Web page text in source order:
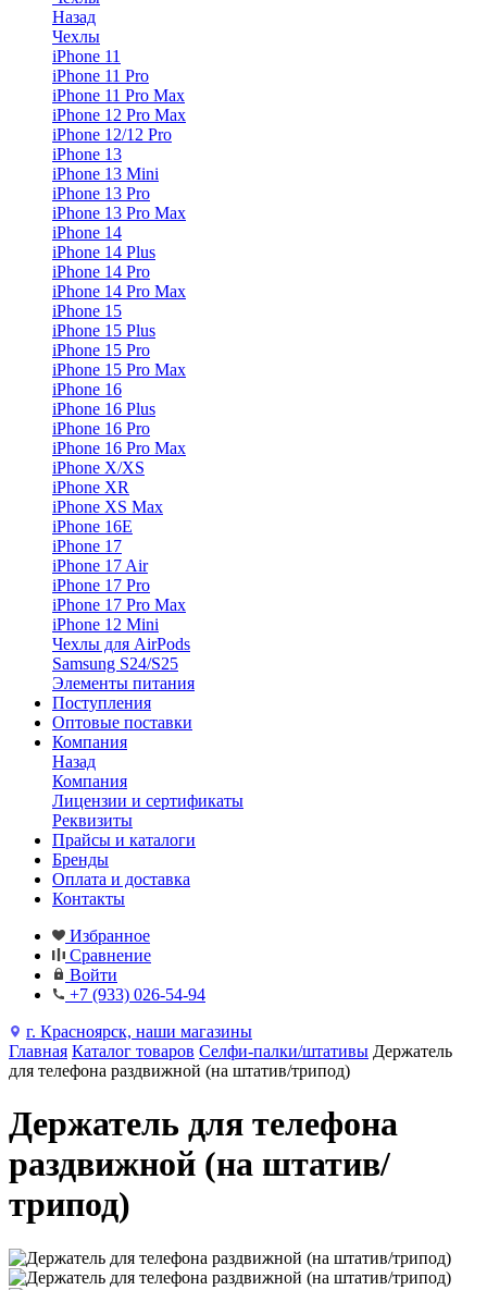
Назад
Чехлы
iPhone 11
iPhone 11 Pro
iPhone 11 Pro Max
iPhone 12 Pro Max
iPhone 12/12 Pro
iPhone 13
iPhone 13 Mini
iPhone 13 Pro
iPhone 13 Pro Max
iPhone 14
iPhone 14 Plus
iPhone 14 Pro
iPhone 14 Pro Max
iPhone 15
iPhone 15 Plus
iPhone 15 Pro
iPhone 15 Pro Max
iPhone 16
iPhone 16 Plus
iPhone 16 Pro
iPhone 16 Pro Max
iPhone X/XS
iPhone XR
iPhone XS Max
iPhone 16E
iPhone 17
iPhone 17 Air
iPhone 17 Pro
iPhone 17 Pro Max
iPhone 12 Mini
Чехлы для AirPods
Samsung S24/S25
Элементы питания
Поступления
Оптовые поставки
Компания
Назад
Компания
Лицензии и сертификаты
Реквизиты
Прайсы и каталоги
Бренды
Оплата и доставка
Контакты
Избранное
Сравнение
Войти
+7 (933) 026-54-94
г. Красноярск, наши магазины
Главная Каталог товаров Селфи-палки/штативы Держатель
для телефона раздвижной (на штатив/трипод)
Держатель для телефона
раздвижной (на штатив/
трипод)